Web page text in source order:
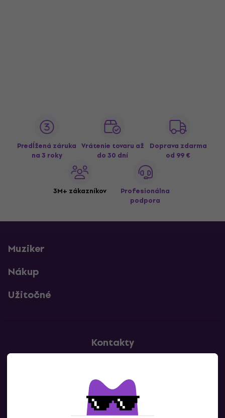
Predĺžená záruka
na 3 roky
Vrátenie tovaru až
do 30 dní
Doprava zdarma
od 99 €
3M+ zákazníkov
Profesionálna
podpora
Muziker
Nákup
Užitočné
Kontakty